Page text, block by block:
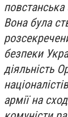
повстанська
Вона була
безпеки
діяльність
армії на